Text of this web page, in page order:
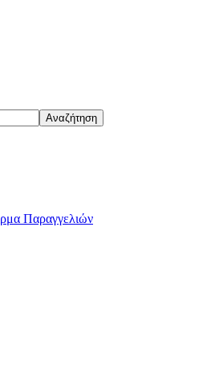
Παραγγελιών